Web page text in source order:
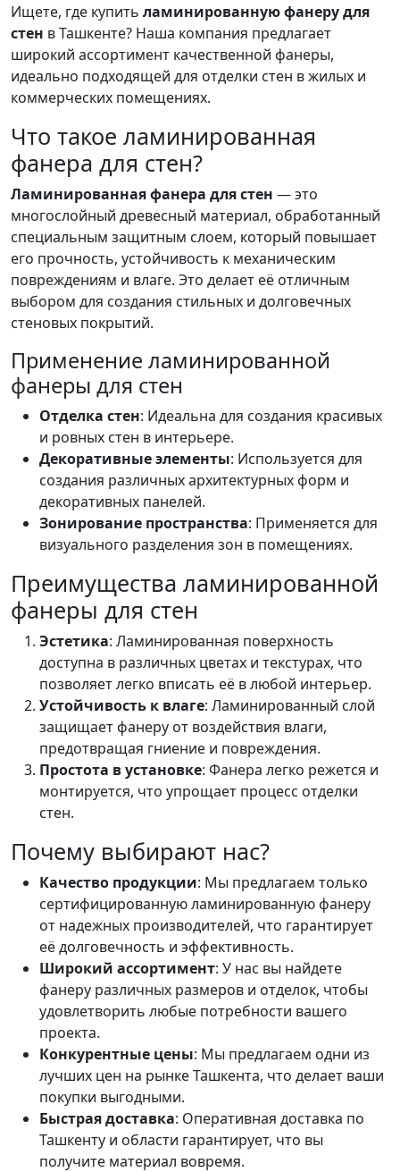
Ищете, где купить ламинированную фанеру для
стен в Ташкенте? Наша компания предлагает
широкий ассортимент качественной фанеры,
идеально подходящей для отделки стен в жилых и
коммерческих помещениях.
Что такое ламинированная
фанера для стен?
Ламинированная фанера для стен — это
многослойный древесный материал, обработанный
специальным защитным слоем, который повышает
его прочность, устойчивость к механическим
повреждениям и влаге. Это делает её отличным
выбором для создания стильных и долговечных
стеновых покрытий.
Применение ламинированной
фанеры для стен
Отделка стен: Идеальна для создания красивых
и ровных стен в интерьере.
Декоративные элементы: Используется для
создания различных архитектурных форм и
декоративных панелей.
Зонирование пространства: Применяется для
визуального разделения зон в помещениях.
Преимущества ламинированной
фанеры для стен
Эстетика: Ламинированная поверхность
доступна в различных цветах и текстурах, что
позволяет легко вписать её в любой интерьер.
Устойчивость к влаге: Ламинированный слой
защищает фанеру от воздействия влаги,
предотвращая гниение и повреждения.
Простота в установке: Фанера легко режется и
монтируется, что упрощает процесс отделки
стен.
Почему выбирают нас?
Качество продукции: Мы предлагаем только
сертифицированную ламинированную фанеру
от надежных производителей, что гарантирует
её долговечность и эффективность.
Широкий ассортимент: У нас вы найдете
фанеру различных размеров и отделок, чтобы
удовлетворить любые потребности вашего
проекта.
Конкурентные цены: Мы предлагаем одни из
лучших цен на рынке Ташкента, что делает ваши
покупки выгодными.
Быстрая доставка: Оперативная доставка по
Ташкенту и области гарантирует, что вы
получите материал вовремя.